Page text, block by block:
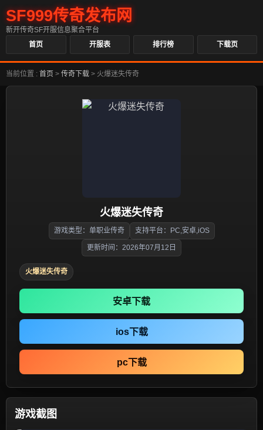
SF999传奇发布网
新开传奇SF开服信息聚合平台
首页
开服表 排行榜 下载页
当前位置 : 首页 > 传奇下载 > 火爆迷失传奇
火爆迷失传奇
游戏类型：单职业传奇 支持平台：PC,安卓,iOS
更新时间：2026年07月12日
火爆迷失传奇
安卓下载
ios下载
pc下载
游戏截图